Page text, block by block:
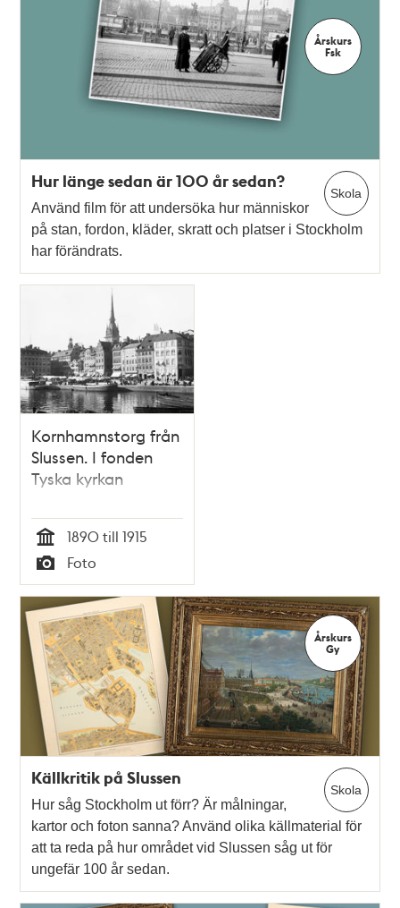
Årskurs
Fsk
Skola
Hur länge sedan är 100 år sedan?
Använd film för att undersöka hur människor
på stan, fordon, kläder, skratt och platser i Stockholm
har förändrats.
Kornhamnstorg från
Slussen. I fonden
Tyska kyrkan
Tid
1890 till 1915
Typ
Foto
Årskurs
Gy
Skola
Källkritik på Slussen
Hur såg Stockholm ut förr? Är målningar,
kartor och foton sanna? Använd olika källmaterial för
att ta reda på hur området vid Slussen såg ut för
ungefär 100 år sedan.